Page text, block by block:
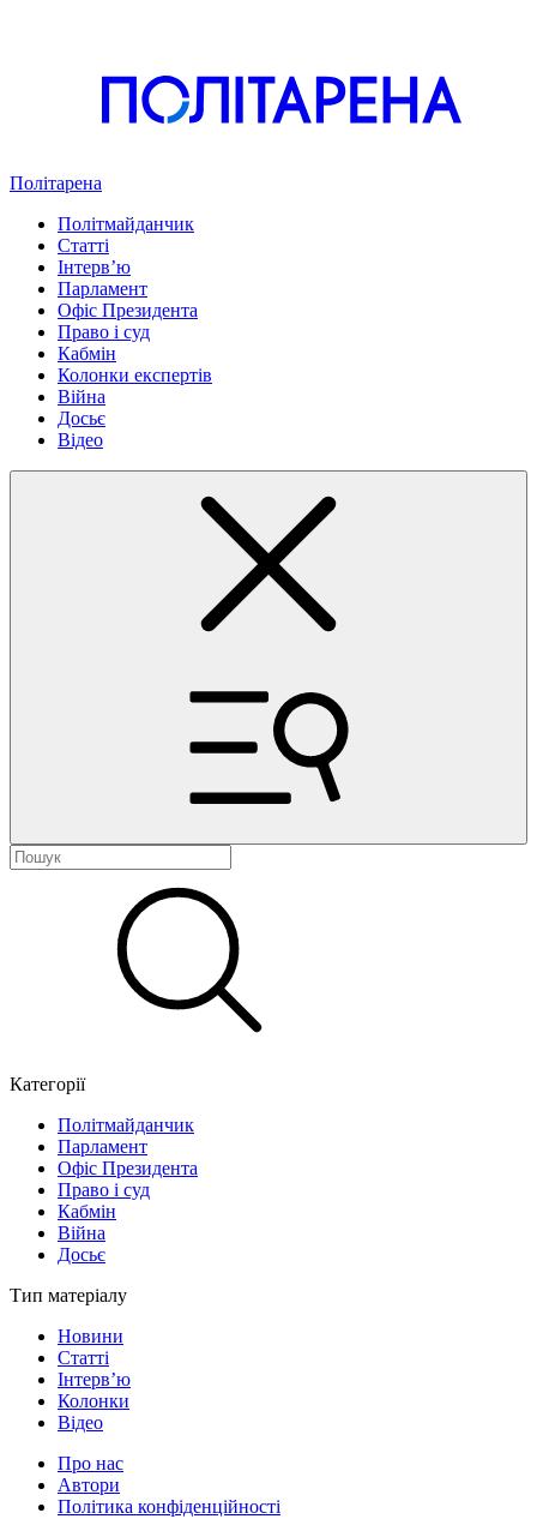
Політарена
Політмайданчик
Статті
Інтервʼю
Парламент
Офіс Президента
Право і суд
Кабмін
Колонки експертів
Війна
Досьє
Відео
Категорії
Політмайданчик
Парламент
Офіс Президента
Право і суд
Кабмін
Війна
Досьє
Тип матеріалу
Новини
Статті
Інтерв’ю
Колонки
Відео
Про нас
Автори
Політика конфіденційності